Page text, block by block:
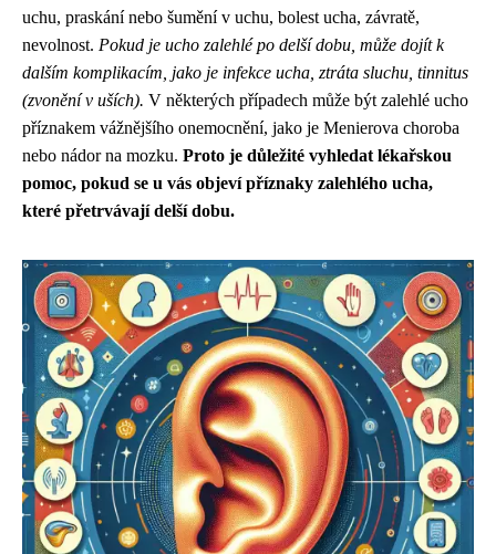
uchu, praskání nebo šumění v uchu, bolest ucha, závratě,
nevolnost. Pokud je ucho zalehlé po delší dobu, může dojít k
dalším komplikacím, jako je infekce ucha, ztráta sluchu, tinnitus
(zvonění v uších). V některých případech může být zalehlé ucho
příznakem vážnějšího onemocnění, jako je Menierova choroba
nebo nádor na mozku. Proto je důležité vyhledat lékařskou
pomoc, pokud se u vás objeví příznaky zalehlého ucha,
které přetrvávají delší dobu.